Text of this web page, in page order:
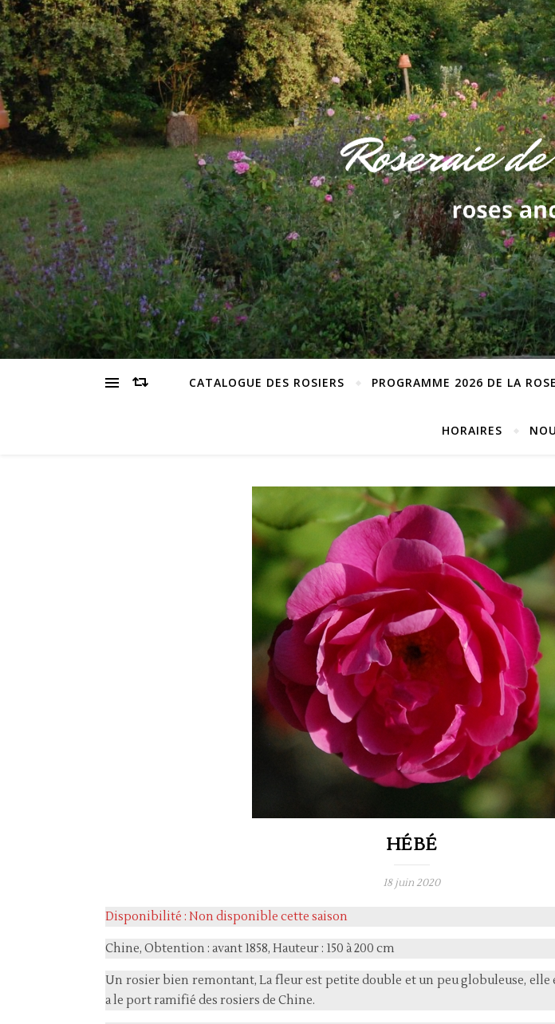
CATALOGUE DES ROSIERS PROGRAMME 2026 DE LA
HORAIRES
HÉBÉ
18 juin 2020
Disponibilité : Non disponible cette saison
Chine, Obtention : avant 1858, Hauteur : 150 à 200 cm
Un rosier bien remontant, La fleur est petite double et un peu globuleuse, elle
a le port ramifié des rosiers de Chine.